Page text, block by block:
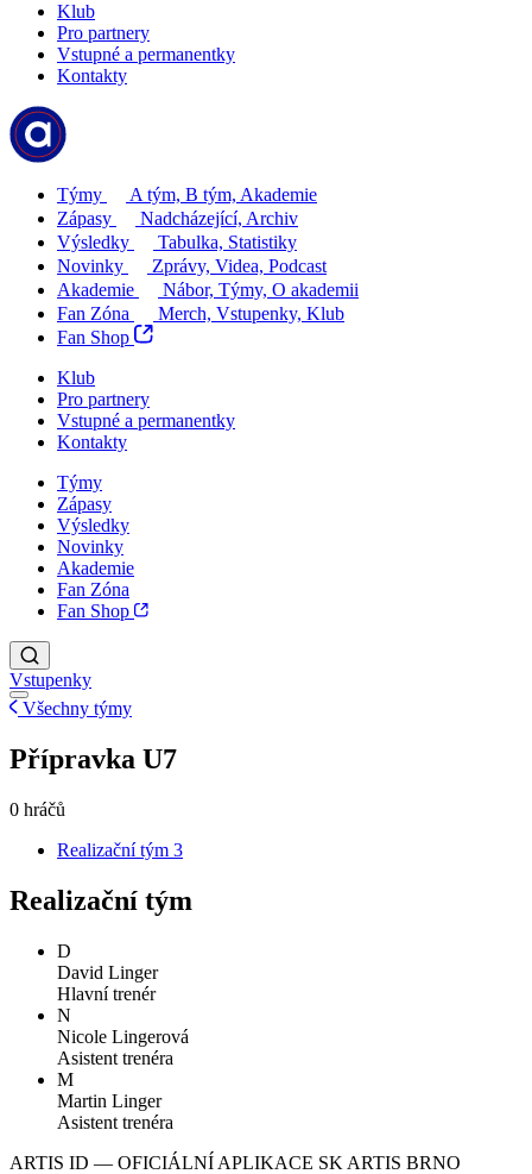
Klub
Pro partnery
Vstupné a permanentky
Kontakty
Týmy
A tým, B tým, Akademie
Zápasy
Nadcházející, Archiv
Výsledky
Tabulka, Statistiky
Novinky
Zprávy, Videa, Podcast
Akademie
Nábor, Týmy, O akademii
Fan Zóna
Merch, Vstupenky, Klub
Fan Shop
Klub
Pro partnery
Vstupné a permanentky
Kontakty
Týmy
Zápasy
Výsledky
Novinky
Akademie
Fan Zóna
Fan Shop
Vstupenky
Všechny týmy
Přípravka U7
0 hráčů
Realizační tým 3
Realizační tým
D
David Linger
Hlavní trenér
N
Nicole Lingerová
Asistent trenéra
M
Martin Linger
Asistent trenéra
ARTIS ID — OFICIÁLNÍ APLIKACE SK ARTIS BRNO